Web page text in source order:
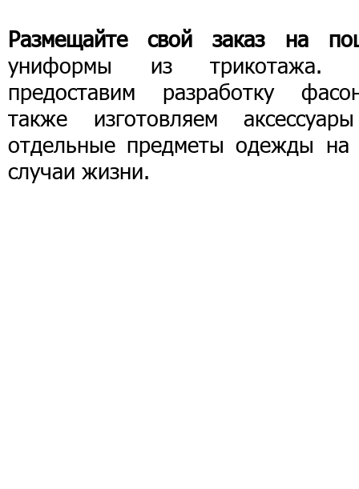
Размещайте свой заказ на
униформы из трикотажа.
предоставим разработку
также изготовляем
отдельные предметы одежды на
случаи жизни.